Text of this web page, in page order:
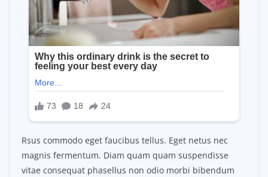
Rsus commodo eget faucibus tellus. Eget netus nec
magnis fermentum. Diam quam quam suspendisse
vitae consequat phasellus non odio morbi bibendum